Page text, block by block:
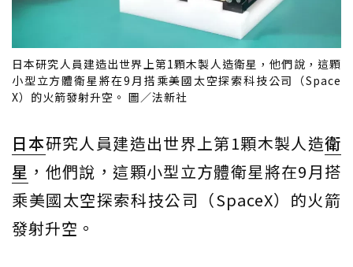
日本研究人員建造出世界上第1顆木製人造衛星，他們說，這顆
小型立方體衛星將在9月搭乘美國太空探索科技公司（Space
X）的火箭發射升空。 圖／法新社
日本研究人員建造出世界上第1顆木製人造衛
星 ，他們說，這顆小型立方體衛星將在9月搭
乘美國太空探索科技公司（SpaceX）的火箭
發射升空。